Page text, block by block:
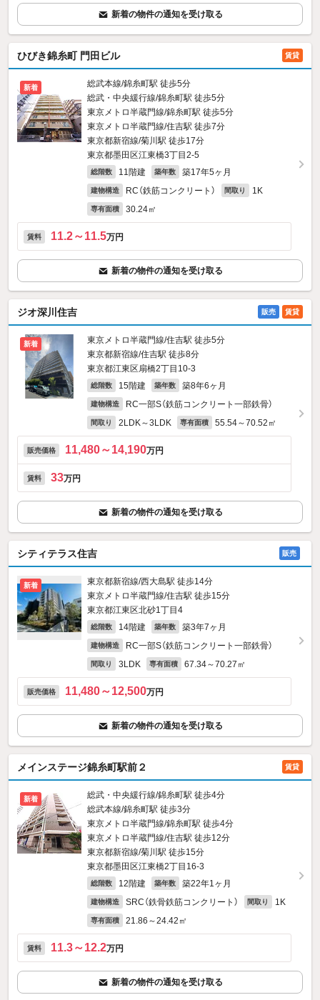
新着の物件の通知を受け取る
ひびき錦糸町 門田ビル 賃貸
新着
総武本線/錦糸町駅 徒歩5分
総武・中央緩行線/錦糸町駅 徒歩5分
東京メトロ半蔵門線/錦糸町駅 徒歩5分
東京メトロ半蔵門線/住吉駅 徒歩7分
東京都新宿線/菊川駅 徒歩17分
東京都墨田区江東橋3丁目2-5
総階数 11階建 築年数 築17年5ヶ月
建物構造 RC（鉄筋コンクリート） 間取り 1K
専有面積 30.24㎡
賃料 11.2～11.5万円
新着の物件の通知を受け取る
ジオ深川住吉 販売 賃貸
新着
東京メトロ半蔵門線/住吉駅 徒歩5分
東京都新宿線/住吉駅 徒歩8分
東京都江東区扇橋2丁目10-3
総階数 15階建 築年数 築8年6ヶ月
建物構造 RC一部S（鉄筋コンクリート一部鉄骨）
間取り 2LDK～3LDK 専有面積 55.54～70.52㎡
販売価格 11,480～14,190万円
賃料 33万円
新着の物件の通知を受け取る
シティテラス住吉 販売
新着
東京都新宿線/西大島駅 徒歩14分
東京メトロ半蔵門線/住吉駅 徒歩15分
東京都江東区北砂1丁目4
総階数 14階建 築年数 築3年7ヶ月
建物構造 RC一部S（鉄筋コンクリート一部鉄骨）
間取り 3LDK 専有面積 67.34～70.27㎡
販売価格 11,480～12,500万円
新着の物件の通知を受け取る
メインステージ錦糸町駅前２ 賃貸
新着
総武・中央緩行線/錦糸町駅 徒歩4分
総武本線/錦糸町駅 徒歩3分
東京メトロ半蔵門線/錦糸町駅 徒歩4分
東京メトロ半蔵門線/住吉駅 徒歩12分
東京都新宿線/菊川駅 徒歩15分
東京都墨田区江東橋2丁目16-3
総階数 12階建 築年数 築22年1ヶ月
建物構造 SRC（鉄骨鉄筋コンクリート） 間取り 1K
専有面積 21.86～24.42㎡
賃料 11.3～12.2万円
新着の物件の通知を受け取る